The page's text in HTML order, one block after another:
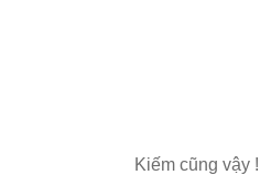
Kiếm cũng vậy !